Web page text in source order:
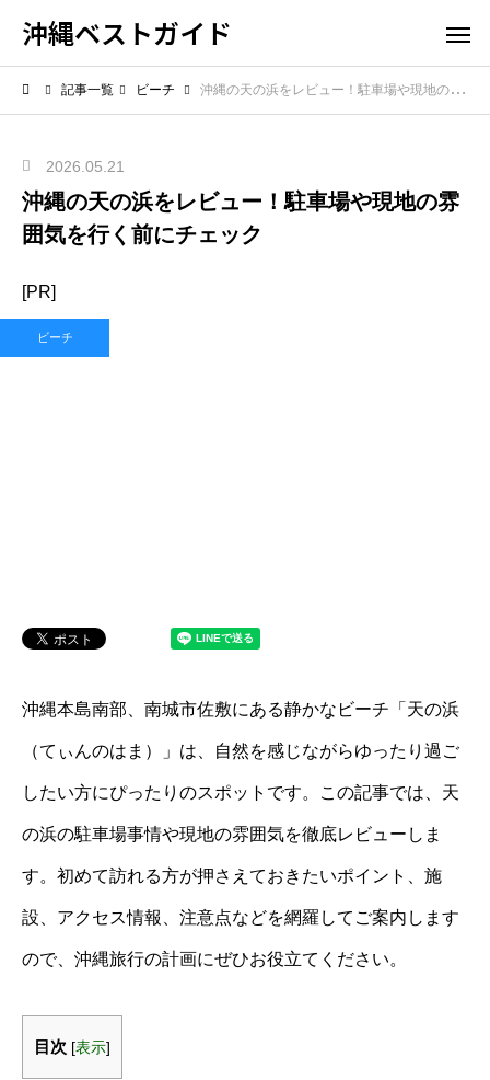
沖縄ベストガイド
記事一覧 ビーチ 沖縄の天の浜をレビュー！駐車場や現地の雰囲気を行く前にチェック
2026.05.21
沖縄の天の浜をレビュー！駐車場や現地の雰
囲気を行く前にチェック
[PR]
ビーチ
沖縄本島南部、南城市佐敷にある静かなビーチ「天の浜
（てぃんのはま）」は、自然を感じながらゆったり過ご
したい方にぴったりのスポットです。この記事では、天
の浜の駐車場事情や現地の雰囲気を徹底レビューしま
す。初めて訪れる方が押さえておきたいポイント、施
設、アクセス情報、注意点などを網羅してご案内します
ので、沖縄旅行の計画にぜひお役立てください。
目次 [表示]